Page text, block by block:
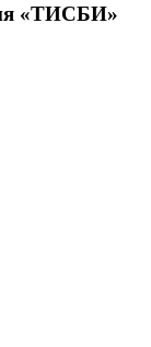
«ТИСБИ»